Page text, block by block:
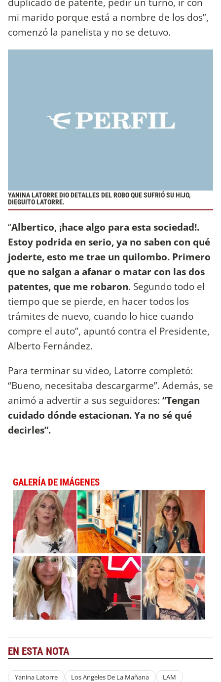
mi marido porque está a nombre de los dos”,
comenzó la panelista y no se detuvo.
YANINA LATORRE DIO DETALLES DEL ROBO QUE SUFRIÓ SU HIJO,
DIEGUITO LATORRE.
“Albertico, ¡hace algo para esta sociedad!.
Estoy podrida en serio, ya no saben con qué
joderte, esto me trae un quilombo. Primero
que no salgan a afanar o matar con las dos
patentes, que me robaron. Segundo todo el
tiempo que se pierde, en hacer todos los
trámites de nuevo, cuando lo hice cuando
compre el auto”, apuntó contra el Presidente,
Alberto Fernández.
Para terminar su video, Latorre completó:
“Bueno, necesitaba descargarme”. Además, se
animó a advertir a sus seguidores: “Tengan
cuidado dónde estacionan. Ya no sé qué
decirles”.
GALERÍA DE IMÁGENES
EN ESTA NOTA
Yanina Latorre Los Angeles De La Mañana LAM